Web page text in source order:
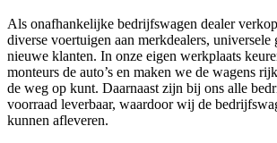
Als onafhankelijke bedrijfswagen dealer
diverse voertuigen aan merkdealers, universele
nieuwe klanten. In onze eigen werkplaats
monteurs de auto’s en maken we de wagens
de weg op kunt. Daarnaast zijn bij ons alle
voorraad leverbaar, waardoor wij de
kunnen afleveren.